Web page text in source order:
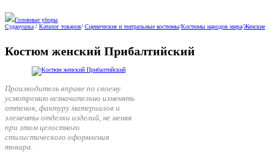
Головные уборы
Сударушка / Каталог товаров/ Сценические и театральные костюмы/Костюмы народов мира/Женские
Костюм женский Прибалтийский
Производитель вправе по своему
усмотрению незначительно изменять
оттенок, фактуру материалов и
элементы отделки изделий, не меняя
при этом целостного
стилистического оформления
товара.